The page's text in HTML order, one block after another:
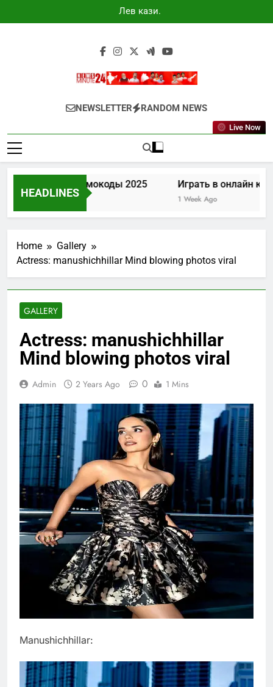
to
Лев казино
промокоды
Newsminute24
Get All Updated Telugu News
NEWSLETTER RANDOM NEWS
Live Now
HEADLINES
казино промокоды 2025
Ago
Играть в онлайн казино
1 Week Ago
Home
Gallery
Actress: manushichhillar Mind blowing photos viral
GALLERY
Actress: manushichhillar
Mind blowing photos viral
Admin 2 Years Ago 0 1 Mins
Manushichhillar: